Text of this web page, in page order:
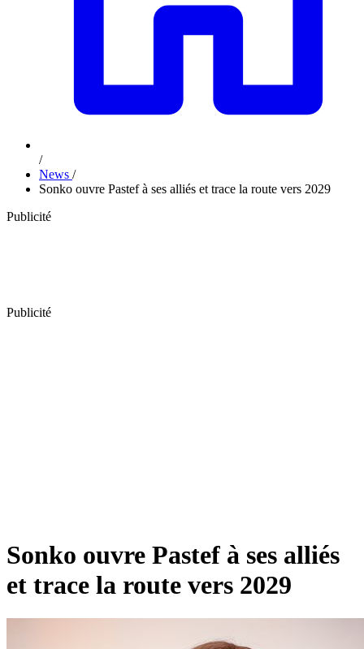
/
News /
Sonko ouvre Pastef à ses alliés et trace la route vers 2029
Publicité
Publicité
Sonko ouvre Pastef à ses alliés
et trace la route vers 2029